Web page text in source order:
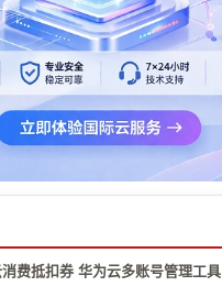
费抵扣券 华为云多账号管理工具